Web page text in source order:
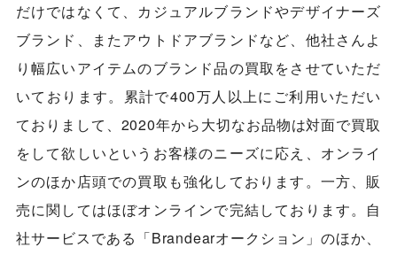
だけではなくて、カジュアルブランドやデザイナーズ
ブランド、またアウトドアブランドなど、他社さんよ
り幅広いアイテムのブランド品の買取をさせていただ
いております。累計で400万人以上にご利用いただい
ておりまして、2020年から大切なお品物は対面で買取
をして欲しいというお客様のニーズに応え、 オンライ
ンのほか店頭での買取も強化しております。一方、販
売に関してはほぼオンラインで完結しております。自
社サービスである「Brandearオークション」のほか、